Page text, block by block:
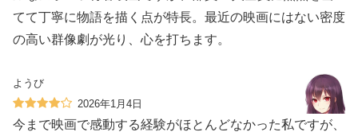
てて丁寧に物語を描く点が特長。最近の映画にはない密度
の高い群像劇が光り、心を打ちます。
ようび
2026年1月4日
今まで映画で感動する経験がほとんどなかった私ですが、